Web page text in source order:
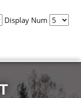
Display Num